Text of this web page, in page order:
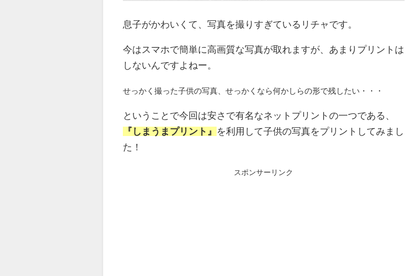
息子がかわいくて、写真を撮りすぎているリチャです。
今はスマホで簡単に高画質な写真が取れますが、あまりプリントは
しないんですよねー。
せっかく撮った子供の写真、せっかくなら何かしらの形で残したい・・・
ということで今回は安さで有名なネットプリントの一つである、
『しまうまプリント』 を利用して子供の写真をプリントしてみまし
た！
スポンサーリンク